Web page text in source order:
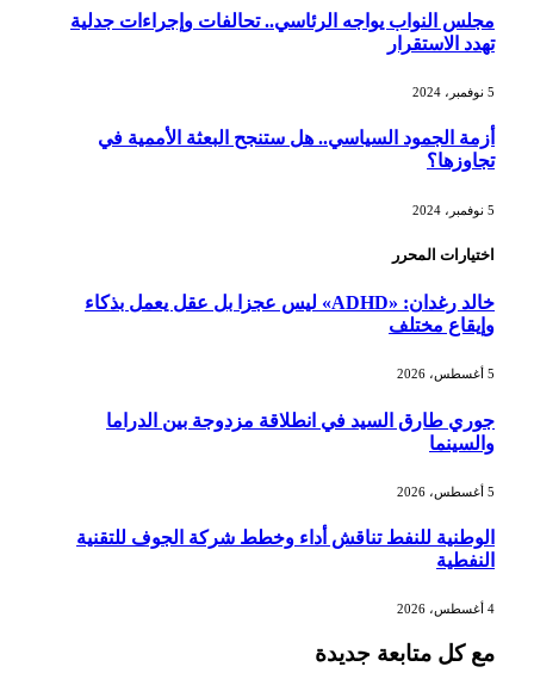
مجلس النواب يواجه الرئاسي.. تحالفات وإجراءات جدلية
تهدد الاستقرار
أزمة الجمود السياسي.. هل ستنجح البعثة الأممية في
تجاوزها؟
اختيارات المحرر
خالد رغدان: «ADHD» ليس عجزا بل عقل يعمل بذكاء
وإيقاع مختلف
جوري طارق السيد في انطلاقة مزدوجة بين الدراما
والسينما
الوطنية للنفط تناقش أداء وخطط شركة الجوف للتقنية
النفطية
مع كل متابعة جديدة